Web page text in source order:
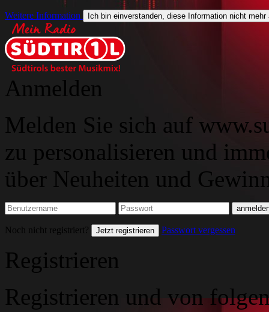
Weitere Information Ich bin einverstanden, diese Information nicht mehr
Anmelden
Melden Sie sich auf
zu personalisieren und
über Neuheiten und
Noch nicht registriert? Jetzt registrieren Passwort vergessen
Registrieren
Registrieren und von